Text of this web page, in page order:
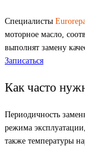
Специалисты
моторное масло,
выполнят замену
Записаться
Как часто
Периодичность
режима
также температуры